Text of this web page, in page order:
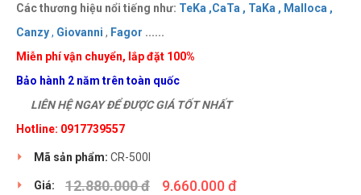
Các thương hiệu nổi tiếng như: TeKa ,CaTa , TaKa , Malloca ,
Canzy, Giovanni , Fagor ......
Miễn phí vận chuyển, lắp đặt 100%
Bảo hành 2 năm trên toàn quốc
LIÊN HỆ NGAY ĐỂ ĐƯỢC GIÁ TỐT NHẤT
Hotline: 0917739557
Mã sản phẩm: CR-500I
Giá: 12.880.000 đ 9.660.000 đ